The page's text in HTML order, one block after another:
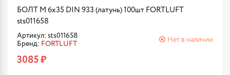
БОЛТ М 6х35 DIN 933 (латунь) 100шт FORTLUFT
sts011658
Артикул: sts011658
Бренд: FORTLUFT
Нет в наличии
3085 ₽